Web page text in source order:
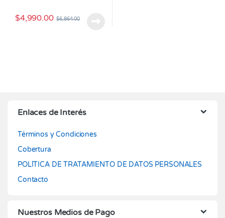
$4,990.00 $6,864.00
Enlaces de Interés
Términos y Condiciones
Cobertura
POLÍTICA DE TRATAMIENTO DE DATOS PERSONALES
Contacto
Nuestros Medios de Pago